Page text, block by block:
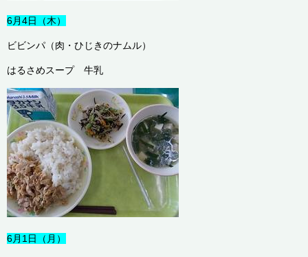
6月4日（木）
ビビンパ（肉・ひじきのナムル）
はるさめスープ 牛乳
6月1日（月）